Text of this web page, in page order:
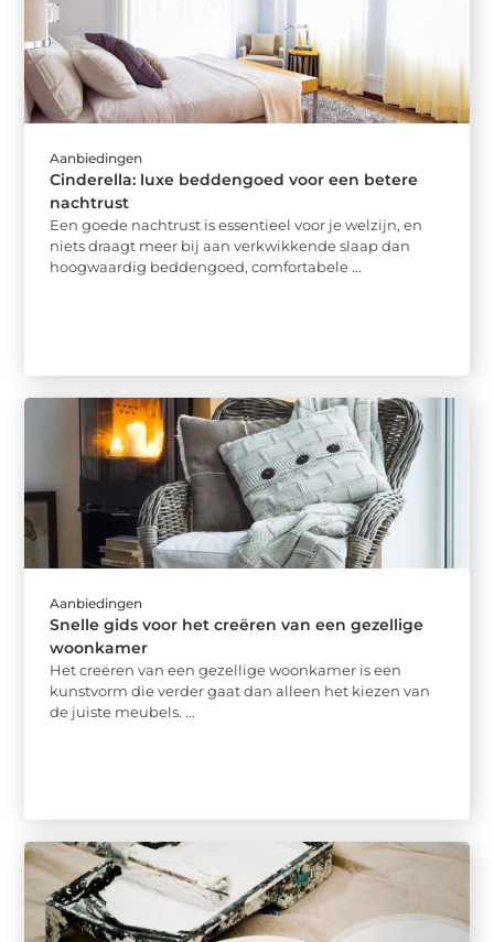
Aanbiedingen
Cinderella: luxe beddengoed voor een betere
nachtrust
Een goede nachtrust is essentieel voor je welzijn, en
niets draagt meer bij aan verkwikkende slaap dan
hoogwaardig beddengoed, comfortabele ...
Aanbiedingen
Snelle gids voor het creëren van een gezellige
woonkamer
Het creëren van een gezellige woonkamer is een
kunstvorm die verder gaat dan alleen het kiezen van
de juiste meubels. ...